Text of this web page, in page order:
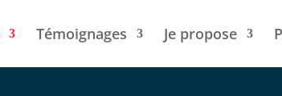
Témoignages Je propose